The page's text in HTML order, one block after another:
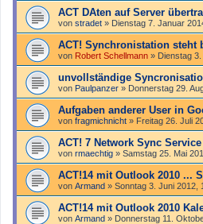
ACT DAten auf Server
von stradet » Dienstag 7. Januar
ACT! Synchronistation steht
von Robert Schellmann » Dienstag
unvollständige
von Paulpanzer » Donnerstag 29.
Aufgaben anderer User in
von fragmichnicht » Freitag 26. Juli
ACT! 7 Network Sync
von rmaechtig » Samstag 25. Mai
ACT!14 mit Outlook 2010 ...
von Armand » Sonntag 3. Juni 2012,
ACT!14 mit Outlook 2010
von Armand » Donnerstag 11.